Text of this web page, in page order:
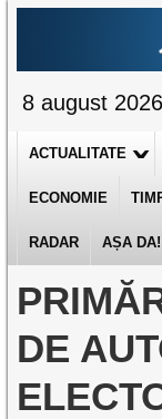
8 august
ACTUALITATE
ECONOMIE
RADAR AȘA
DE